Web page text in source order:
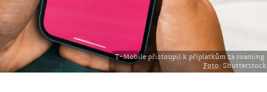
T-Mobile přistoupil k příplatkům za roaming.
Foto: Shutterstock